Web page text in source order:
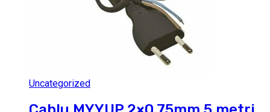
Uncategorized